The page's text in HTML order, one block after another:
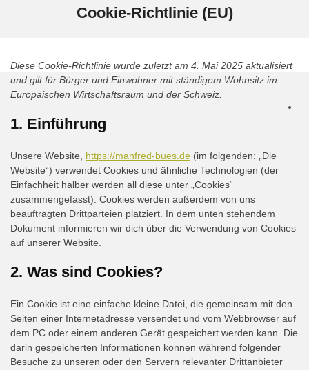
Cookie-Richtlinie (EU)
Diese Cookie-Richtlinie wurde zuletzt am 4. Mai 2025 aktualisiert
und gilt für Bürger und Einwohner mit ständigem Wohnsitz im
Europäischen Wirtschaftsraum und der Schweiz.
1. Einführung
Unsere Website, https://manfred-bues.de (im folgenden: „Die
Website“) verwendet Cookies und ähnliche Technologien (der
Einfachheit halber werden all diese unter „Cookies“
zusammengefasst). Cookies werden außerdem von uns
beauftragten Drittparteien platziert. In dem unten stehendem
Dokument informieren wir dich über die Verwendung von Cookies
auf unserer Website.
2. Was sind Cookies?
Ein Cookie ist eine einfache kleine Datei, die gemeinsam mit den
Seiten einer Internetadresse versendet und vom Webbrowser auf
dem PC oder einem anderen Gerät gespeichert werden kann. Die
darin gespeicherten Informationen können während folgender
Besuche zu unseren oder den Servern relevanter Drittanbieter